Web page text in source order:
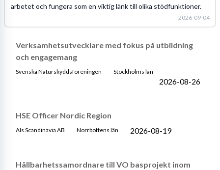
arbetet och fungera som en viktig länk till olika stödfunktioner.
2026-09-04
Verksamhetsutvecklare med fokus på utbildning
och engagemang
Svenska Naturskyddsföreningen Stockholms län
2026-08-26
HSE Officer Nordic Region
Als Scandinavia AB Norrbottens län 2026-08-19
Hållbarhetssamordnare till VO basprojekt inom